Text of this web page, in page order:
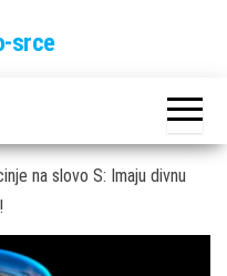
srce
na slovo S: Imaju divnu